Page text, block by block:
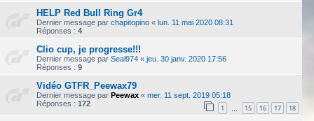
HELP Red Bull Ring Gr4
Dernier message par chapitopino « lun. 11 mai 2020 08:31
Réponses : 4
Clio cup, je progresse!!!
Dernier message par Seal974 « jeu. 30 janv. 2020 17:56
Réponses : 9
Vidéo GTFR_Peewax79
Dernier message par Peewax « mer. 11 sept. 2019 05:18
Réponses : 172 1 15 16 17 18